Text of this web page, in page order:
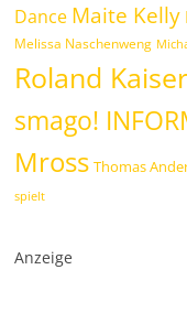
Dance Maite Kelly
Melissa Naschenweng
Roland Kaiser
smago!
Mross Thomas
spielt
Anzeige